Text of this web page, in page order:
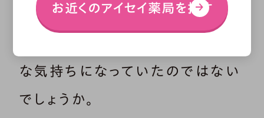
れた当初は「おはよう」「おやす
な気持ちになっていたのではない
でしょうか。
お近くのアイセイ薬局を探す